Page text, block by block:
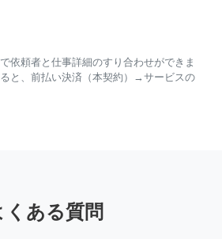
依頼者と仕事詳細のすり合わせができま
と、前払い決済（本契約）→サービスの
くある質問